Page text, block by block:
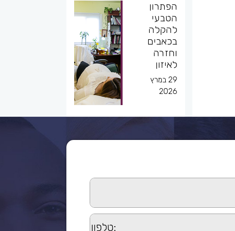
הפתרון
הטבעי
להקלה
בכאבים
וחזרה
לאיזון
29 במרץ
2026